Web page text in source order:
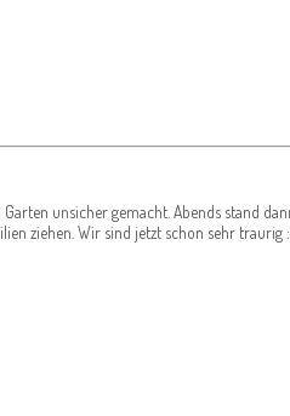
unsicher gemacht. Abends stand
ziehen. Wir sind jetzt schon sehr